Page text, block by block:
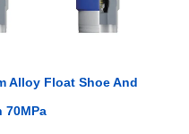
Alloy Float Shoe And
70MPa